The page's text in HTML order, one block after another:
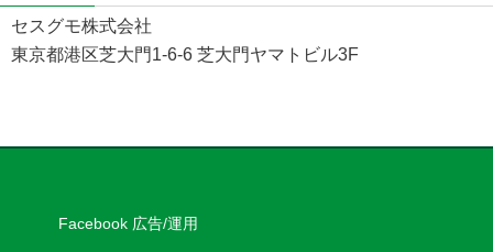
セスグモ株式会社
東京都港区芝大門1-6-6 芝大門ヤマトビル3F
Facebook 広告/運用